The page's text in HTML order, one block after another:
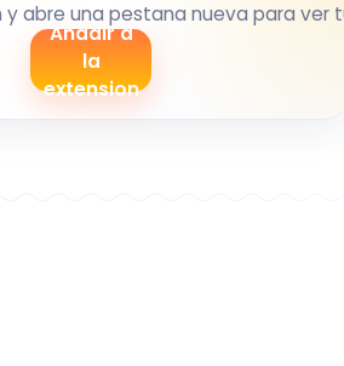
y abre una pestana nueva para ver
Anadir a
la
extension